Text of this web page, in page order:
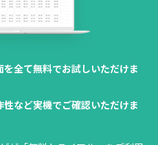
全て無料でお試しいただけま
など実機でご確認いただけま